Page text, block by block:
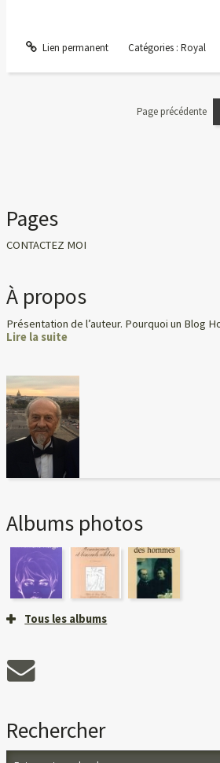
Lien permanent Catégories : Royal
Page précédente
Pages
CONTACTEZ MOI
À propos
Présentation de l’auteur. Pourquoi un Blog
Lire la suite
Albums photos
Tous les albums
Rechercher